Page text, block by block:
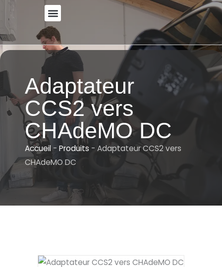
content
Adaptateur
CCS2 vers
CHAdeMO DC
Accueil- Produits - Adaptateur CCS2 vers
CHAdeMO DC